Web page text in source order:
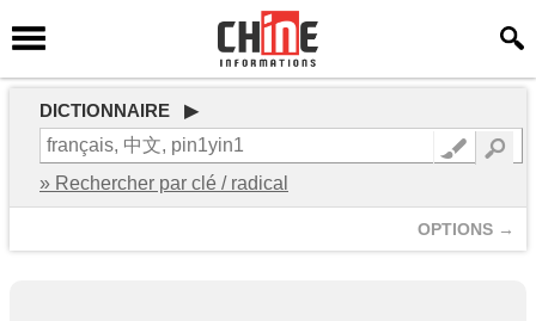
DICTIONNAIRE ▶
» Rechercher par clé / radical
OPTIONS →